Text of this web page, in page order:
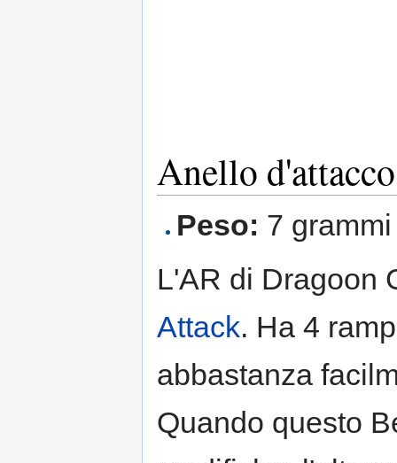
Anello
Peso: 7 grammi
L'AR di Dragoon
Attack. Ha 4
abbastanza
Quando questo